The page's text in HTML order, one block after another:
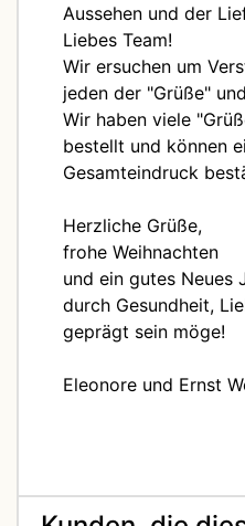
Aussehen und der
Liebes Team!
Wir ersuchen um
jeden der "Grüße"
Wir haben viele
bestellt und können
Gesamteindruck
Herzliche Grüße,
frohe Weihnachten
und ein gutes Neues
durch Gesundheit,
geprägt sein möge!
Eleonore und Ernst